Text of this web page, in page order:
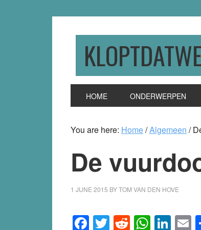
HOME ONDERWERPEN
You are here: Home/Algemeen /
De
1 JUNE 2015 BYTOM VAN DEN HOVE
Facebook
Twitter
Reddit